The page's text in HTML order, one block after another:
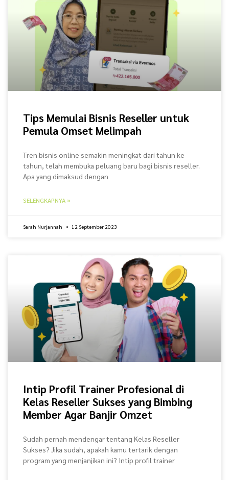
Tips Memulai Bisnis Reseller untuk
Pemula Omset Melimpah
Tren bisnis online semakin meningkat dari tahun ke
tahun, telah membuka peluang baru bagi bisnis reseller.
Apa yang dimaksud dengan
SELENGKAPNYA »
Sarah Nurjannah 12 September 2023
Intip Profil Trainer Profesional di
Kelas Reseller Sukses yang Bimbing
Member Agar Banjir Omzet
Sudah pernah mendengar tentang Kelas Reseller
Sukses? Jika sudah, apakah kamu tertarik dengan
program yang menjanjikan ini? Intip profil trainer